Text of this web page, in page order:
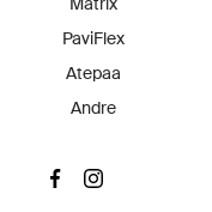
PaviFlex
Atepaa
Andre